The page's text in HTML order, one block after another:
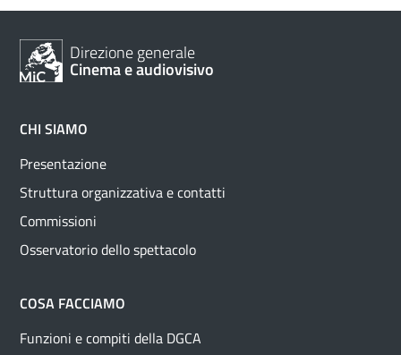
Direzione generale
Cinema e audiovisivo
CHI SIAMO
Presentazione
Struttura organizzativa e contatti
Commissioni
Osservatorio dello spettacolo
COSA FACCIAMO
Funzioni e compiti della DGCA